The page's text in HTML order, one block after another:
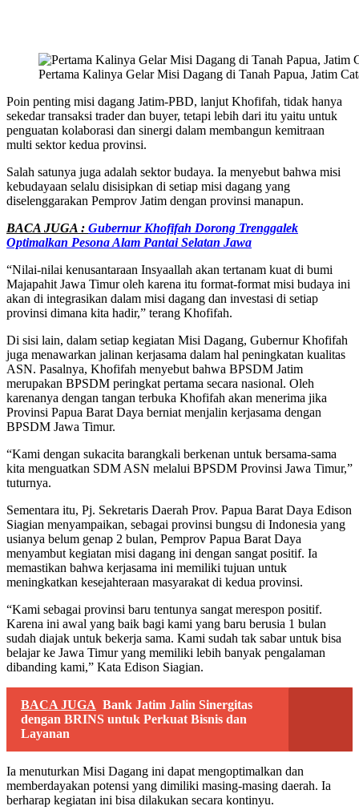
Pertama Kalinya Gelar Misi Dagang di Tanah Papua, Jatim
Poin penting misi dagang Jatim-PBD, lanjut Khofifah, tidak hanya
sekedar transaksi trader dan buyer, tetapi lebih dari itu yaitu untuk
penguatan kolaborasi dan sinergi dalam membangun kemitraan
multi sektor kedua provinsi.
Salah satunya juga adalah sektor budaya. Ia menyebut bahwa misi
kebudayaan selalu disisipkan di setiap misi dagang yang
diselenggarakan Pemprov Jatim dengan provinsi manapun.
BACA JUGA : Gubernur Khofifah Dorong Trenggalek
Optimalkan Pesona Alam Pantai Selatan Jawa
“Nilai-nilai kenusantaraan Insyaallah akan tertanam kuat di bumi
Majapahit Jawa Timur oleh karena itu format-format misi budaya ini
akan di integrasikan dalam misi dagang dan investasi di setiap
provinsi dimana kita hadir,” terang Khofifah.
Di sisi lain, dalam setiap kegiatan Misi Dagang, Gubernur Khofifah
juga menawarkan jalinan kerjasama dalam hal peningkatan kualitas
ASN. Pasalnya, Khofifah menyebut bahwa BPSDM Jatim
merupakan BPSDM peringkat pertama secara nasional. Oleh
karenanya dengan tangan terbuka Khofifah akan menerima jika
Provinsi Papua Barat Daya berniat menjalin kerjasama dengan
BPSDM Jawa Timur.
“Kami dengan sukacita barangkali berkenan untuk bersama-sama
kita menguatkan SDM ASN melalui BPSDM Provinsi Jawa Timur,”
tuturnya.
Sementara itu, Pj. Sekretaris Daerah Prov. Papua Barat Daya Edison
Siagian menyampaikan, sebagai provinsi bungsu di Indonesia yang
usianya belum genap 2 bulan, Pemprov Papua Barat Daya
menyambut kegiatan misi dagang ini dengan sangat positif. Ia
memastikan bahwa kerjasama ini memiliki tujuan untuk
meningkatkan kesejahteraan masyarakat di kedua provinsi.
“Kami sebagai provinsi baru tentunya sangat merespon positif.
Karena ini awal yang baik bagi kami yang baru berusia 1 bulan
sudah diajak untuk bekerja sama. Kami sudah tak sabar untuk bisa
belajar ke Jawa Timur yang memiliki lebih banyak pengalaman
dibanding kami,” Kata Edison Siagian.
BACA JUGA Bank Jatim Jalin Sinergitas
dengan BRINS untuk Perkuat Bisnis dan
Layanan
Ia menuturkan Misi Dagang ini dapat mengoptimalkan dan
memberdayakan potensi yang dimiliki masing-masing daerah. Ia
berharap kegiatan ini bisa dilakukan secara kontinyu.